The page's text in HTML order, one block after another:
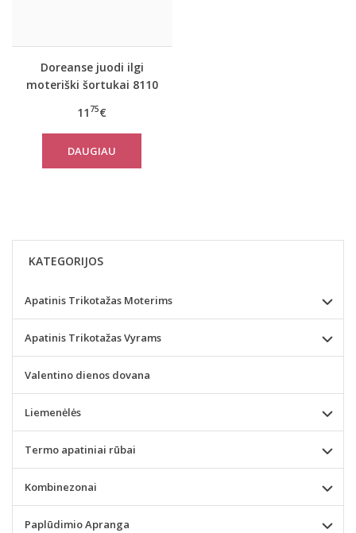
Doreanse juodi ilgi
moteriški šortukai 8110
11 75€
DAUGIAU
KATEGORIJOS
Apatinis Trikotažas Moterims
Apatinis Trikotažas Vyrams
Valentino dienos dovana
Liemenėlės
Termo apatiniai rūbai
Kombinezonai
Paplūdimio Apranga